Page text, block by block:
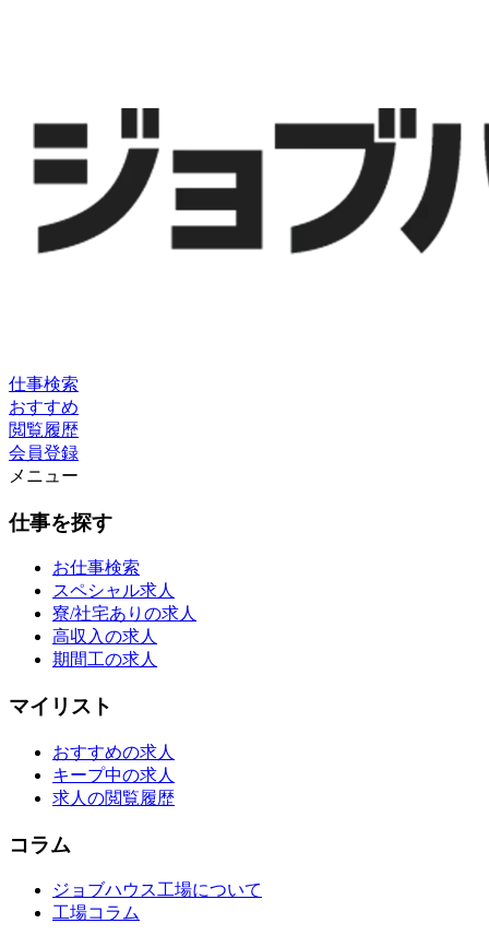
仕事検索
おすすめ
閲覧履歴
会員登録
メニュー
仕事を探す
お仕事検索
スペシャル求人
寮/社宅ありの求人
高収入の求人
期間工の求人
マイリスト
おすすめの求人
キープ中の求人
求人の閲覧履歴
コラム
ジョブハウス工場について
工場コラム